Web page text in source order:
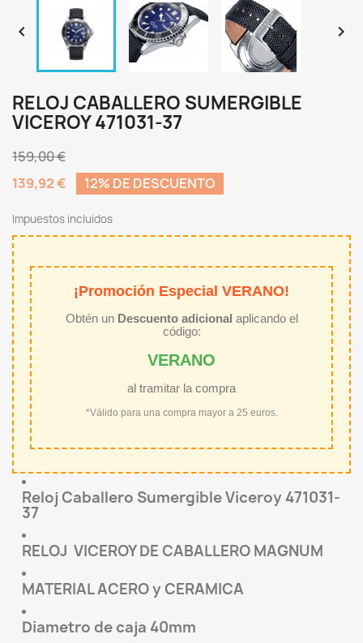
 
RELOJ CABALLERO SUMERGIBLE
VICEROY 471031-37
159,00 €
139,92 €
12% DE DESCUENTO
Impuestos incluidos
¡Promoción Especial VERANO!
Obtén un Descuento adicional aplicando el
código:
VERANO
al tramitar la compra
*Válido para una compra mayor a 25 euros.
Reloj Caballero Sumergible Viceroy 471031-
37
RELOJ VICEROY DE CABALLERO MAGNUM
MATERIAL ACERO y CERAMICA
Diametro de caja 40mm